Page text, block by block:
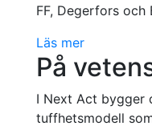
FF, Degerfors och
Läs mer
På
I Next Act bygger
tuffhetsmodell